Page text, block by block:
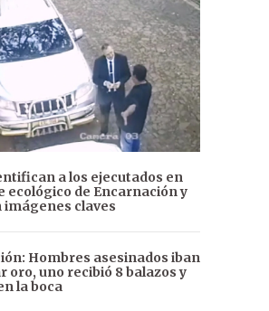
a los ejecutados en
ecológico de Encarnación y
imágenes claves
Hombres asesinados iban
oro, uno recibió 8 balazos y
la boca